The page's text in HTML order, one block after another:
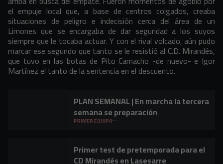
el empuje local que, a base de centros colgados, creaba
situaciones de peligro e indecisión cerca del área de un
Limones que se encargaba de dar seguridad a los suyos
siempre que le tocaba actuar. Y con el rival volcado, aún pudo
marcar ese segundo que tanto se le resistió al C.D. Mirandés,
que tuvo en las botas de Pito Camacho -de nuevo- e Igor
Martínez el tanto de la sentencia en el descuento.
PLAN SEMANAL | En marcha la tercera
semana se preparación
PRIMER EQUIPO
Primer test de pretemporada para el
CD Mirandés en Lasesarre